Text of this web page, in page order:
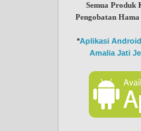
Semua Produk
Pengobatan
*Aplikasi
Amalia Jati